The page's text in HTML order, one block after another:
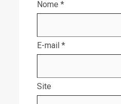
Nome *
E-mail *
Site